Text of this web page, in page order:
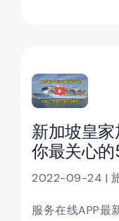
新加坡皇家
你最关心
2022-09-24 |
服务在线APP最